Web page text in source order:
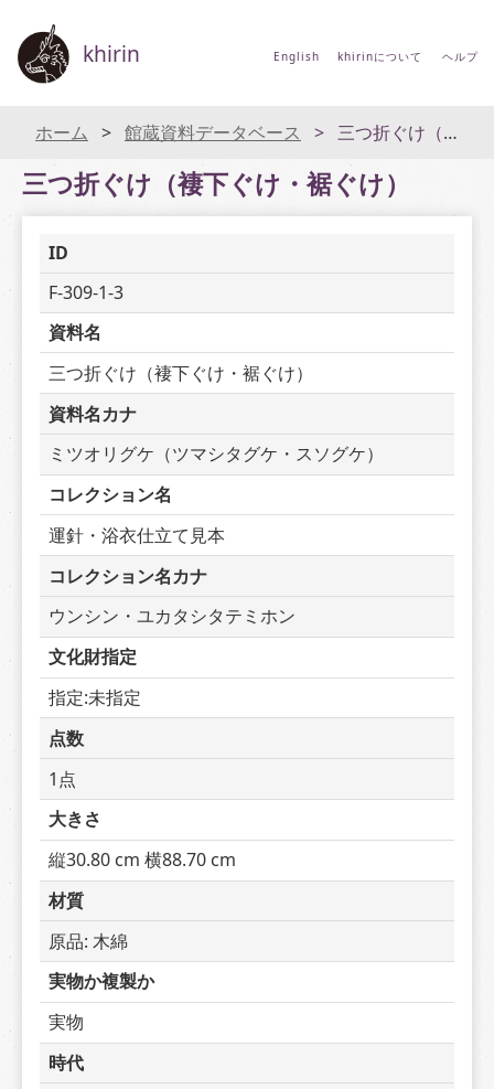
khirin English khirinについて ヘルプ
ホーム 館蔵資料データベース 三つ折ぐけ（褄下ぐけ・裾ぐけ）
三つ折ぐけ（褄下ぐけ・裾ぐけ）
ID
F-309-1-3
資料名
三つ折ぐけ（褄下ぐけ・裾ぐけ）
資料名カナ
ミツオリグケ（ツマシタグケ・スソグケ）
コレクション名
運針・浴衣仕立て見本
コレクション名カナ
ウンシン・ユカタシタテミホン
文化財指定
指定:未指定
点数
1点
大きさ
縦30.80 cm 横88.70 cm
材質
原品: 木綿
実物か複製か
実物
時代